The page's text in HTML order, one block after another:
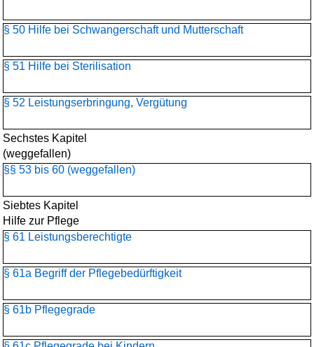
§ 50 Hilfe bei Schwangerschaft und Mutterschaft
§ 51 Hilfe bei Sterilisation
§ 52 Leistungserbringung, Vergütung
Sechstes Kapitel
(weggefallen)
§§ 53 bis 60 (weggefallen)
Siebtes Kapitel
Hilfe zur Pflege
§ 61 Leistungsberechtigte
§ 61a Begriff der Pflegebedürftigkeit
§ 61b Pflegegrade